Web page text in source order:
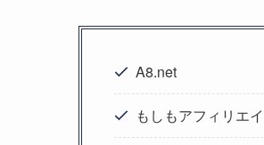
A8.net
もしもアフィリエ